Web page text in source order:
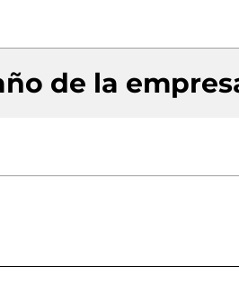
de la